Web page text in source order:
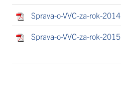
Sprava-o-VVC-za-rok-2014
Sprava-o-VVC-za-rok-2015